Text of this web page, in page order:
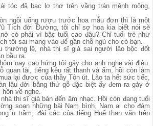
tóc đã bạc lơ thơ trên vầng trán mênh mông,
ngồi uống rượu trước hoa mẫu đơn thì là một
Tích đời Đường, tôi chỉ sợ hoa kia biết nói sẽ
có phải vì bậc tuổi cao đâu? Chỉ tuổi trẻ như
tôi sai mang vào để gần chỗ ngủ cho có bạn.
thường lệ, nhà thi sĩ già sai người lão bộc đốt
bầu ra.
nay cao hứng tôi gảy cho anh nghe vài điệu.
quan tài, tiếng kêu rất thanh và ấm, hồi còn làm
lại được của thầy Tôn út. Lão ta hết sức tiếc,
lâu đời bằng thứ gỗ đặc biệt ấy đem ra gảy ở
hồn về nghe.
thi sĩ già bàn đến âm nhạc. Hồi còn đang tuổi
soạn những bài Nam bình, Nam ai cho đám
u trầm, đài các của tiếng Huế than vãn trên